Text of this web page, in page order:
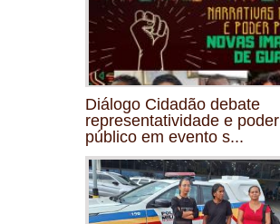
Diálogo Cidadão debate
representatividade e poder
público em evento s...